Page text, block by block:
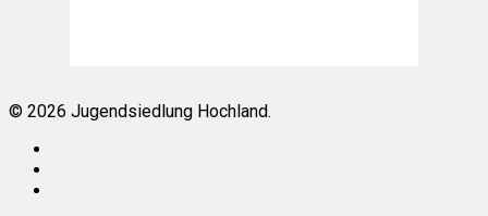
© 2026 Jugendsiedlung Hochland.